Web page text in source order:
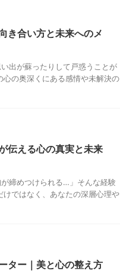
き合い方と未来へのメ
出が蘇ったりして戸惑うことが
の奥深くにある感情や未解決の
伝える心の真実と未来
が締めつけられる…」そんな経験
ではなく、あなたの深層心理や
ター｜美と心の整え方